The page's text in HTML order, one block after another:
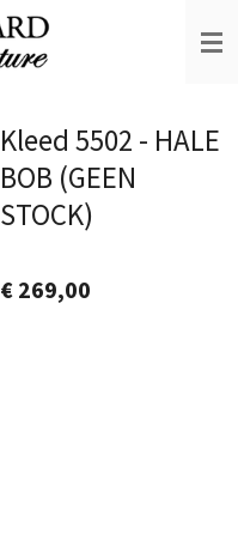
Kleed 5502 - HALE
BOB (GEEN
STOCK)
€ 269,00